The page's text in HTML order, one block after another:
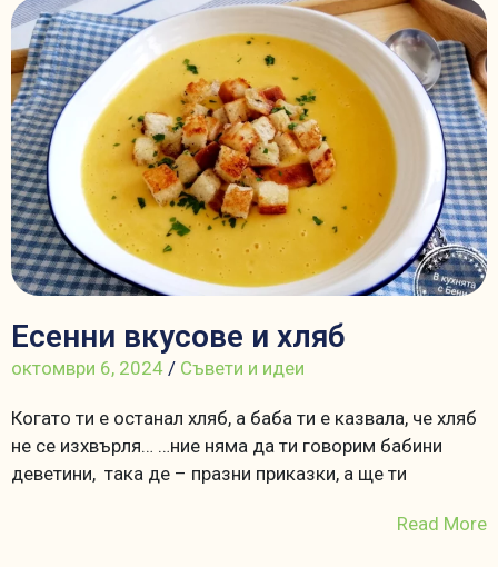
Есенни вкусове и хляб
октомври 6, 2024 / Съвети и идеи
Когато ти е останал хляб, а баба ти е казвала, че хляб
не се изхвърля… …ние няма да ти говорим бабини
деветини, така де – празни приказки, а ще ти
Read More